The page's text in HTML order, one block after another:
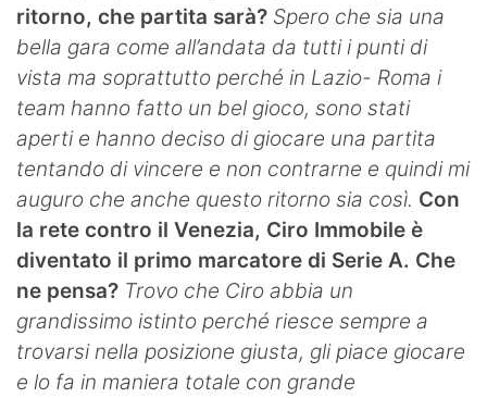
ritorno, che partita sarà? Spero che sia una
bella gara come all’andata da tutti i punti di
vista ma soprattutto perché in Lazio- Roma i
team hanno fatto un bel gioco, sono stati
aperti e hanno deciso di giocare una partita
tentando di vincere e non contrarne e quindi mi
auguro che anche questo ritorno sia così. Con
la rete contro il Venezia, Ciro Immobile è
diventato il primo marcatore di Serie A. Che
ne pensa? Trovo che Ciro abbia un
grandissimo istinto perché riesce sempre a
trovarsi nella posizione giusta, gli piace giocare
e lo fa in maniera totale con grande